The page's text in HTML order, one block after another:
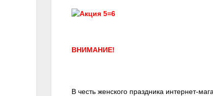
ВНИМАНИЕ!
В честь женского праздника интернет-